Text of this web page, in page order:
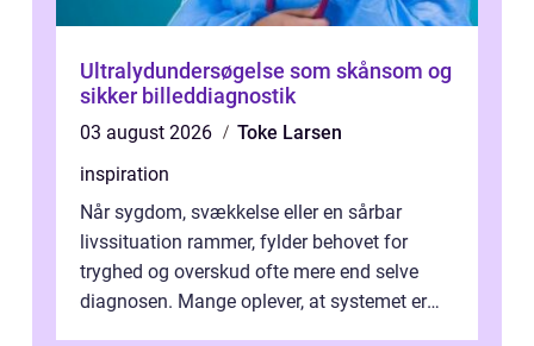
Ultralydundersøgelse som skånsom og
sikker billeddiagnostik
03 august 2026
Toke Larsen
inspiration
Når sygdom, svækkelse eller en sårbar
livssituation rammer, fylder behovet for
tryghed og overskud ofte mere end selve
diagnosen. Mange oplever, at systemet er